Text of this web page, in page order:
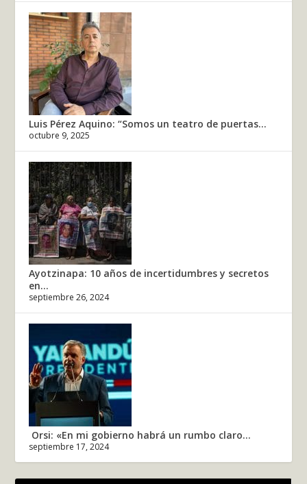
Luis Pérez Aquino: “Somos un teatro de puertas...
octubre 9, 2025
Ayotzinapa: 10 años de incertidumbres y secretos
en...
septiembre 26, 2024
Orsi: «En mi gobierno habrá un rumbo claro...
septiembre 17, 2024